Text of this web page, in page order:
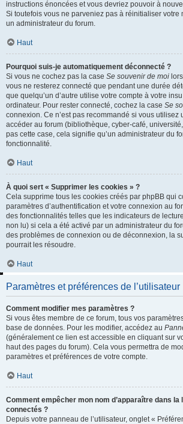
instructions énoncées et vous devriez pouvoir à
Si toutefois vous ne parveniez pas à réinitialiser votre
un administrateur du forum.
Haut
Pourquoi suis-je automatiquement déconnecté ?
Si vous ne cochez pas la case Se souvenir de moi
vous ne resterez connecté que pendant une durée
que quelqu’un d’autre utilise votre compte à votre
ordinateur. Pour rester connecté, cochez la case Se
connexion. Ce n’est pas recommandé si vous
accéder au forum (bibliothèque, cyber-café,
pas cette case, cela signifie qu’un administrateur du
fonctionnalité.
Haut
À quoi sert « Supprimer les cookies » ?
Cela supprime tous les cookies créés par phpBB qui
paramètres d’authentification et votre connexion au
des fonctionnalités telles que les indicateurs de
non lu) si cela a été activé par un administrateur du
des problèmes de connexion ou de déconnexion, la
pourrait les résoudre.
Haut
Paramètres et préférences de l’utilisateur
Comment modifier mes paramètres ?
Si vous êtes membre de ce forum, tous vos
base de données. Pour les modifier, accédez au
(généralement ce lien est accessible en cliquant sur
haut des pages du forum). Cela vous permettra de
paramètres et préférences de votre compte.
Haut
Comment empêcher mon nom d’apparaître dans la
connectés ?
Depuis votre panneau de l’utilisateur, onglet «